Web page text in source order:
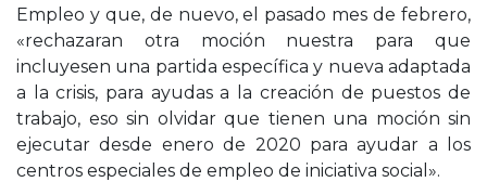
Empleo y que, de nuevo, el pasado mes de febrero,
«rechazaran otra moción nuestra para que
incluyesen una partida específica y nueva adaptada
a la crisis, para ayudas a la creación de puestos de
trabajo, eso sin olvidar que tienen una moción sin
ejecutar desde enero de 2020 para ayudar a los
centros especiales de empleo de iniciativa social».